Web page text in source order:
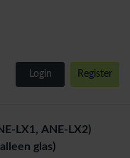
Login Register
LX1, ANE-LX2)
glas)